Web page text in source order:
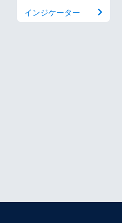
インジケーター